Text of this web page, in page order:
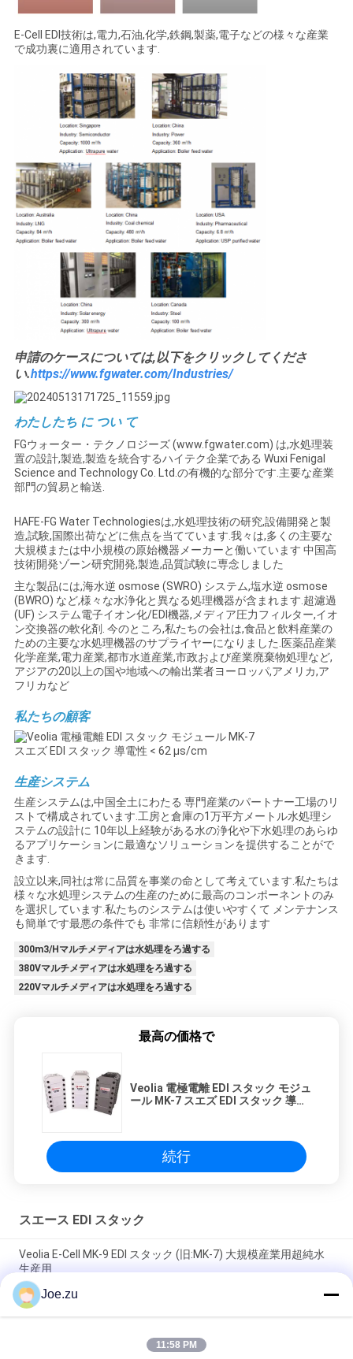
E-Cell EDI技術は,電力,石油,化学,鉄鋼,製薬,電子などの様々な産業
で成功裏に適用されています.
申請のケースについては,以下をクリックしてくださ
い.https://www.fgwater.com/Industries/
わたしたち に つい て
FGウォーター・テクノロジーズ (www.fgwater.com) は,水処理装
置の設計,製造,製造を統合するハイテク企業である Wuxi Fenigal
Science and Technology Co. Ltd.の有機的な部分です.主要な産業
部門の貿易と輸送.
HAFE-FG Water Technologiesは,水処理技術の研究,設備開発と製
造,試験,国際出荷などに焦点を当てています.我々は,多くの主要な
大規模または中小規模の原始機器メーカーと働いています 中国高
技術開発ゾーン研究開発,製造,品質試験に専念しました
主な製品には,海水逆 osmose (SWRO) システム,塩水逆 osmose
(BWRO) など,様々な水浄化と異なる処理機器が含まれます.超濾過
(UF) システム電子イオン化/EDI機器,メディア圧力フィルター,イオ
ン交換器の軟化剤. 今のところ,私たちの会社は,食品と飲料産業の
ための主要な水処理機器のサプライヤーになりました.医薬品産業
化学産業,電力産業,都市水道産業,市政および産業廃棄物処理など,
アジアの20以上の国や地域への輸出業者ヨーロッパ,アメリカ,ア
フリカなど
私たちの顧客
生産システム
生産システムは,中国全土にわたる 専門産業のパートナー工場のリ
ストで構成されています.工房と倉庫の1万平方メートル水処理シ
ステムの設計に 10年以上経験がある水の浄化や下水処理のあらゆ
るアプリケーションに最適なソリューションを提供することがで
きます.
設立以来,同社は常に品質を事業の命として考えています.私たちは
様々な水処理システムの生産のために最高のコンポーネントのみ
を選択しています.私たちのシステムは使いやすくて メンテナンス
も簡単です最悪の条件でも 非常に信頼性があります
300m3/Hマルチメディアは水処理をろ過する
380Vマルチメディアは水処理をろ過する
220Vマルチメディアは水処理をろ過する
最高の価格で
Veolia 電極電離 EDI スタック モジュ
ール MK-7 スエズ EDI スタック 導電
続行
スエース EDI スタック
Veolia E-Cell MK-9 EDI スタック (旧:MK-7) 大規模産業用超純水
生産用
2.0−4.5 M3/hr ベオリア Eセル MK-3 EDI スタック 中規模超純水
生産
5.0 M3/h 工業用超純水のためのVeolia MK-5 EDIモジュール (旧
Joe.zu
11:58 PM